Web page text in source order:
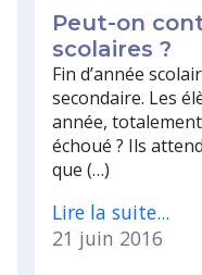
Peut-on
scolaires ?
Fin d’année
secondaire. Les
année,
échoué ? Ils
que (…)
Lire la suite...
21 juin 2016